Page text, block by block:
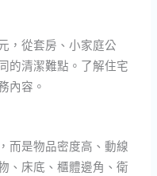
，從套房、小家庭公
的清潔難點。了解住宅
內容。
而是物品密度高、動線
、床底、櫃體邊角、衛